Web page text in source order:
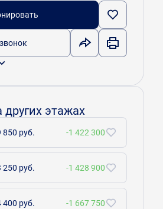
этажах
850 руб. -1 422 300
250 руб. -1 428 900
400 руб. -1 667 750